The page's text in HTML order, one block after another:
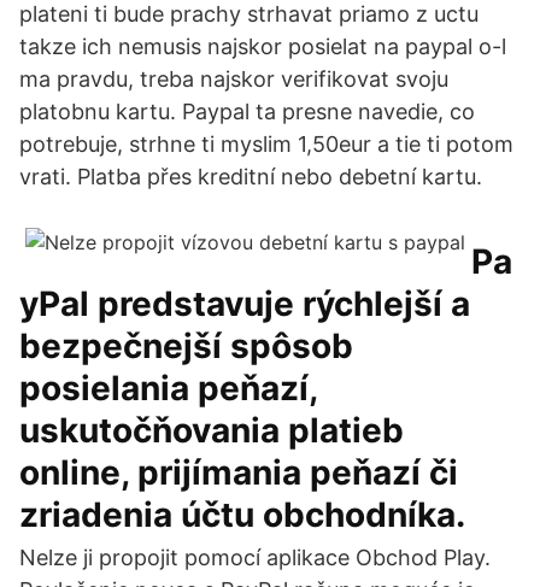
plateni ti bude prachy strhavat priamo z uctu
takze ich nemusis najskor posielat na paypal o-l
ma pravdu, treba najskor verifikovat svoju
platobnu kartu. Paypal ta presne navedie, co
potrebuje, strhne ti myslim 1,50eur a tie ti potom
vrati. Platba přes kreditní nebo debetní kartu.
Pa
yPal predstavuje rýchlejší a
bezpečnejší spôsob
posielania peňazí,
uskutočňovania platieb
online, prijímania peňazí či
zriadenia účtu obchodníka.
Nelze ji propojit pomocí aplikace Obchod Play.